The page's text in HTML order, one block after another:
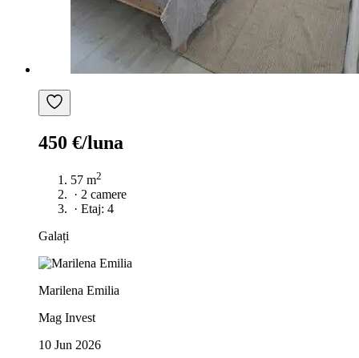
450 €/luna
57 m2
· 2 camere
· Etaj: 4
Galați
Marilena Emilia
Mag Invest
10 Jun 2026